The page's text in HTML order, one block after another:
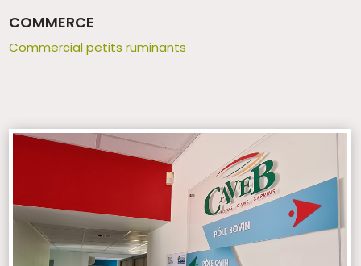
COMMERCE
Commercial petits ruminants